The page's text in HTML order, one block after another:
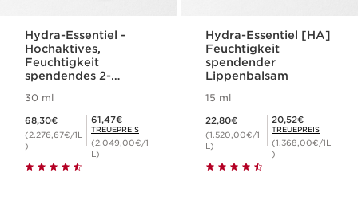
Hydra-Essentiel -
Hochaktives,
Feuchtigkeit
spendendes 2-
30 ml
68,30€
(2.276,67€/1L
)
Mitgliederpreis 61,47€
61,47€
TREUEPREIS
(2.049,00€/1
L)
Hydra-Essentiel [HA]
Feuchtigkeit
spendender
Lippenbalsam
15 ml
22,80€
(1.520,00€/1
L)
Mitgliederpreis 20,52€
20,52€
TREUEPREIS
(1.368,00€/1L
)